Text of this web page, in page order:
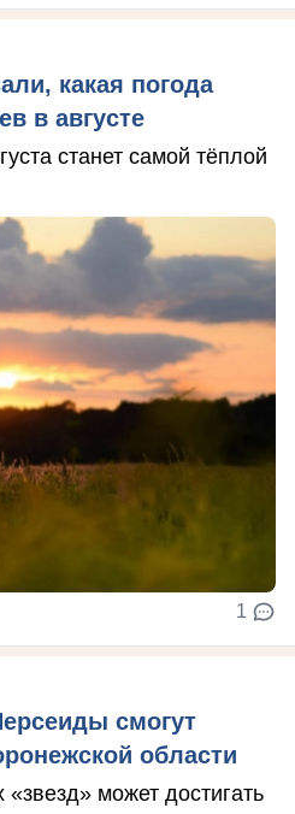
какая погода
в августе
станет самой тёплой
1
смогут
области
может достигать